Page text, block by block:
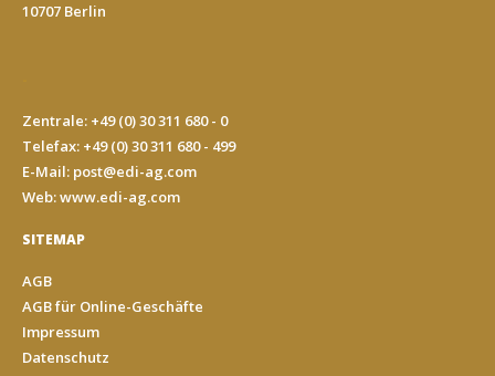
10707 Berlin
Zentrale: +49 (0) 30 311 680 - 0
Telefax: +49 (0) 30 311 680 - 499
E-Mail: post@edi-ag.com
Web: www.edi-ag.com
SITEMAP
AGB
AGB für Online-Geschäfte
Impressum
Datenschutz